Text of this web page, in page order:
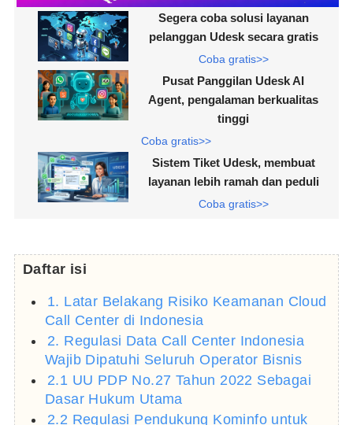
Segera coba solusi layanan
pelanggan Udesk secara gratis
Coba gratis>>
Pusat Panggilan Udesk AI
Agent, pengalaman berkualitas
tinggi
Coba gratis>>
Sistem Tiket Udesk, membuat
layanan lebih ramah dan peduli
Coba gratis>>
Daftar isi
1. Latar Belakang Risiko Keamanan Cloud
Call Center di Indonesia
2. Regulasi Data Call Center Indonesia
Wajib Dipatuhi Seluruh Operator Bisnis
2.1 UU PDP No.27 Tahun 2022 Sebagai
Dasar Hukum Utama
2.2 Regulasi Pendukung Kominfo untuk